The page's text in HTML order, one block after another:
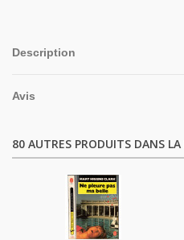
Description
Avis
80 AUTRES PRODUITS DANS